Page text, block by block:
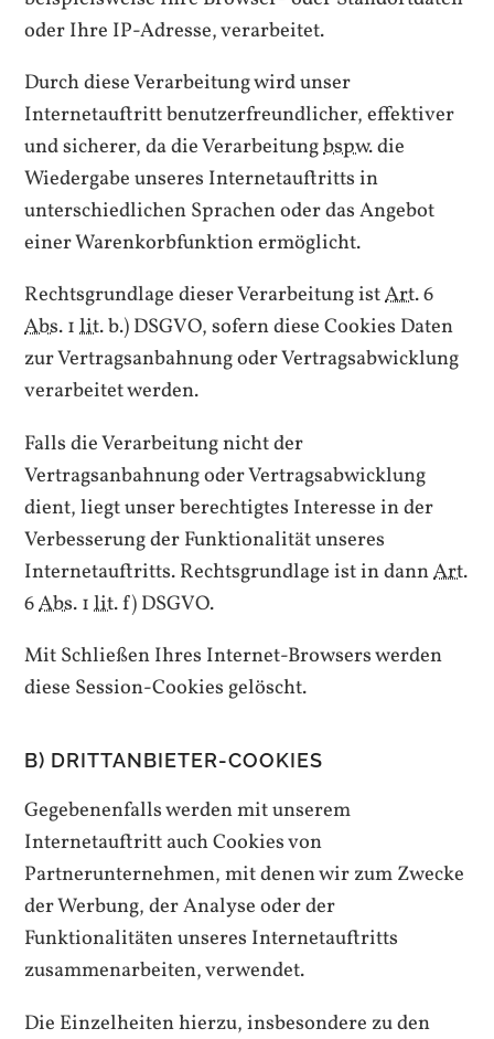
oder Ihre IP-Adresse, verarbeitet.
Durch diese Verarbeitung wird unser
Internetauftritt benutzerfreundlicher, effektiver
und sicherer, da die Verarbeitungbspw.die
Wiedergabe unseres Internetauftritts in
unterschiedlichen Sprachen oder das Angebot
einer Warenkorbfunktion ermöglicht.
Rechtsgrundlage dieser Verarbeitung istArt.6
Abs.1lit.b.) DSGVO, sofern dieseCookies Daten
zur Vertragsanbahnung oder Vertragsabwicklung
verarbeitet werden.
Falls die Verarbeitung nicht der
Vertragsanbahnung oder Vertragsabwicklung
dient, liegt unser berechtigtes Interesse in der
Verbesserung der Funktionalität unseres
Internetauftritts. Rechtsgrundlage ist in dannArt.
6Abs.1lit.f) DSGVO.
Mit Schließen Ihres Internet-Browserswerden
diese Session-Cookiesgelöscht.
B) DRITTANBIETER-COOKIES
Gegebenenfalls werden mit unserem
Internetauftritt auchCookiesvon
Partnerunternehmen, mit denen wir zum Zwecke
der Werbung, der Analyse oder der
Funktionalitäten unseres Internetauftritts
zusammenarbeiten, verwendet.
Die Einzelheiten hierzu, insbesondere zu den